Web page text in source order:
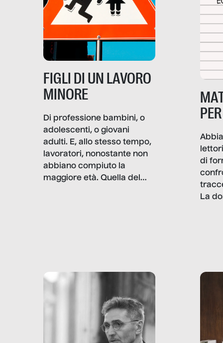
e crisi penetrino nel tessuto
più intimo delle società per
alterarne le molecole
professionali – e, attraverso
esse, il senso stesso della
FIGLI DI UN LAVORO
MINORE
Di professione bambini, o
adolescenti, o giovani
adulti. E, allo stesso tempo,
lavoratori, nonostante non
abbiano compiuto la
maggiore età. Quella del
minori. […]
di
La